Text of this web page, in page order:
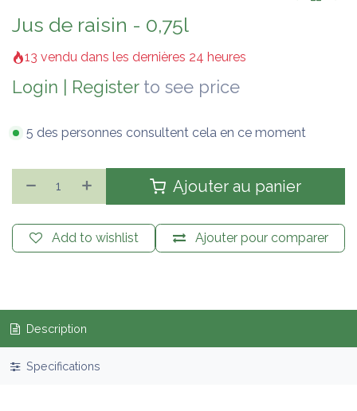
Jus de raisin - 0,75l
13 vendu dans les dernières 24 heures
Login Register to see price
5 des personnes consultent cela en ce moment
Ajouter au panier
Ajouter pour comparer
Add to wishlist
Description
Specifications